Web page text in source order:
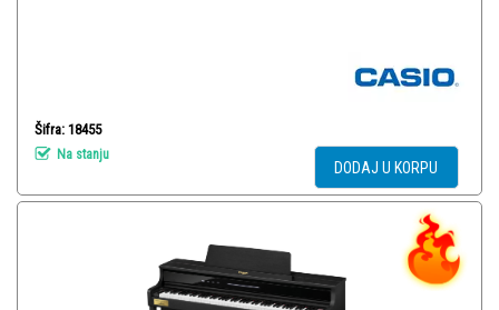
Šifra: 18455
Na stanju
DODAJ U KORPU